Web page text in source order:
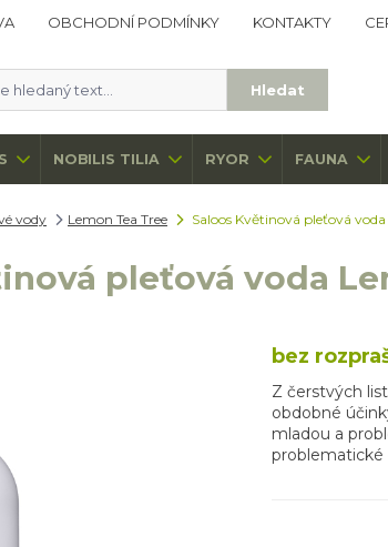
OBCHODNÍ PODMÍNKY KONTAKTY
Hledat
NOBILIS TILIA RYOR FAUNA
vody Lemon Tea Tree Saloos Květinová pleťová
pleťová voda
bez
Z čerstvých
obdobné
mladou a
problematické